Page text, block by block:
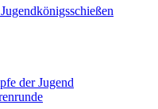
der Jugend